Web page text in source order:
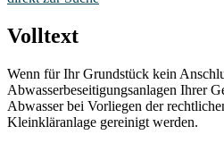
Volltext
Wenn für Ihr Grundstück kein
Abwasserbeseitigungsanlagen Ihrer
Abwasser bei Vorliegen der
Kleinkläranlage gereinigt werden.